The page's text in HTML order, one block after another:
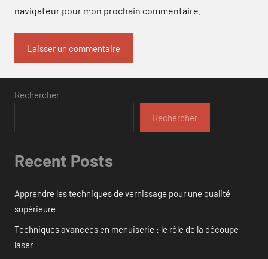
navigateur pour mon prochain commentaire.
Rechercher
Rechercher
Recent Posts
Apprendre les techniques de vernissage pour une qualité
supérieure
Techniques avancées en menuiserie : le rôle de la découpe
laser